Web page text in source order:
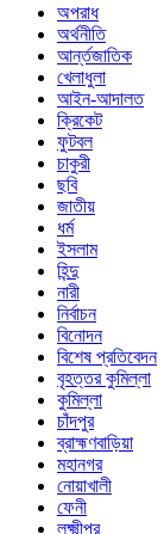
অপরাধ
অর্থনীতি
আর্ন্তজাতিক
খেলাধুলা
আইন-আদালত
ক্রিকেট
ফুটবল
চাকুরী
ছবি
জাতীয়
ধর্ম
ইসলাম
হিন্দু
নারী
নির্বাচন
বিনোদন
বিশেষ প্রতিবেদন
বৃহত্তর কুমিল্লা
কুমিল্লা
চাঁদপুর
ব্রাহ্মণবাড়িয়া
মহানগর
নোয়াখালী
ফেনী
লক্ষ্মীপুর